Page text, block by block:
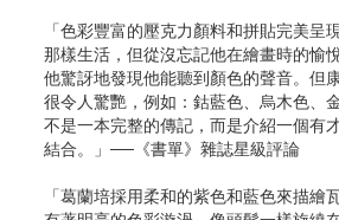
「色彩豐富的壓克力顏料和拼貼完美
那樣生活，但從沒忘記他在繪畫時的愉
他驚訝地發現他能聽到顏色的聲音。
很令人驚艷，例如：鈷藍色、烏木色、
不是一本完整的傳記，而是介紹一個有
結合。」──《書單》雜誌星級評論
「葛蘭培採用柔和的紫色和藍色來描